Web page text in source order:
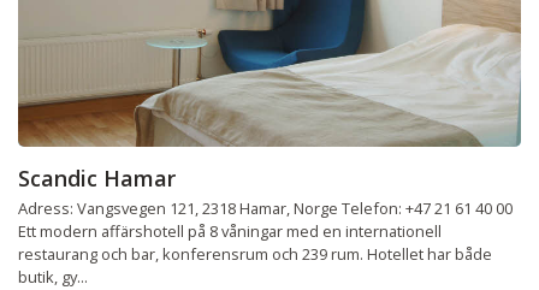
Scandic Hamar
Adress: Vangsvegen 121, 2318 Hamar, Norge Telefon: +47 21 61 40 00
Ett modern affärshotell på 8 våningar med en internationell
restaurang och bar, konferensrum och 239 rum. Hotellet har både
butik, gy...